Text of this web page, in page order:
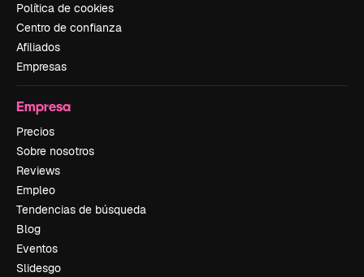
Política de cookies
Centro de confianza
Afiliados
Empresas
Empresa
Precios
Sobre nosotros
Reviews
Empleo
Tendencias de búsqueda
Blog
Eventos
Slidesgo